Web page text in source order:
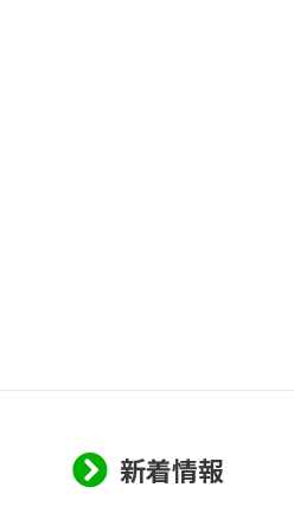
新着情報